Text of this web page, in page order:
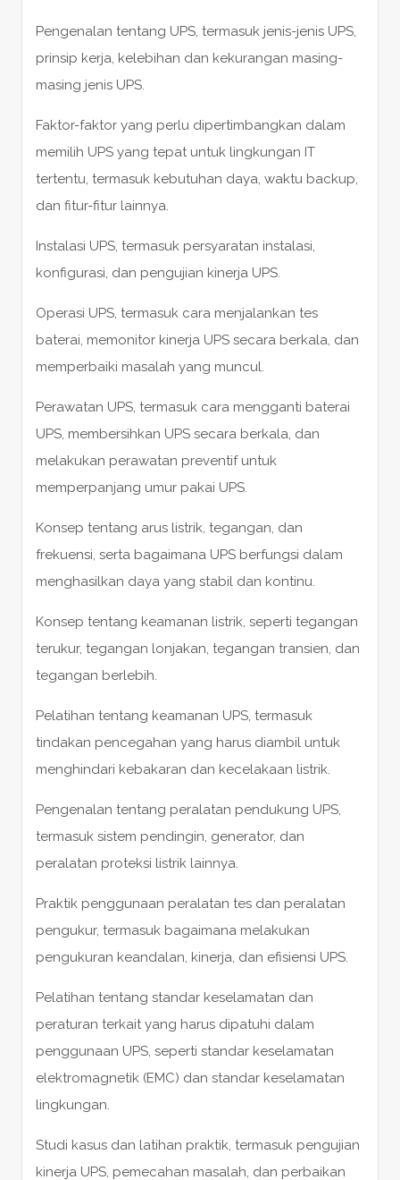
Pengenalan tentang UPS, termasuk jenis-jenis UPS,
prinsip kerja, kelebihan dan kekurangan masing-
masing jenis UPS.
Faktor-faktor yang perlu dipertimbangkan dalam
memilih UPS yang tepat untuk lingkungan IT
tertentu, termasuk kebutuhan daya, waktu backup,
dan fitur-fitur lainnya.
Instalasi UPS, termasuk persyaratan instalasi,
konfigurasi, dan pengujian kinerja UPS.
Operasi UPS, termasuk cara menjalankan tes
baterai, memonitor kinerja UPS secara berkala, dan
memperbaiki masalah yang muncul.
Perawatan UPS, termasuk cara mengganti baterai
UPS, membersihkan UPS secara berkala, dan
melakukan perawatan preventif untuk
memperpanjang umur pakai UPS.
Konsep tentang arus listrik, tegangan, dan
frekuensi, serta bagaimana UPS berfungsi dalam
menghasilkan daya yang stabil dan kontinu.
Konsep tentang keamanan listrik, seperti tegangan
terukur, tegangan lonjakan, tegangan transien, dan
tegangan berlebih.
Pelatihan tentang keamanan UPS, termasuk
tindakan pencegahan yang harus diambil untuk
menghindari kebakaran dan kecelakaan listrik.
Pengenalan tentang peralatan pendukung UPS,
termasuk sistem pendingin, generator, dan
peralatan proteksi listrik lainnya.
Praktik penggunaan peralatan tes dan peralatan
pengukur, termasuk bagaimana melakukan
pengukuran keandalan, kinerja, dan efisiensi UPS.
Pelatihan tentang standar keselamatan dan
peraturan terkait yang harus dipatuhi dalam
penggunaan UPS, seperti standar keselamatan
elektromagnetik (EMC) dan standar keselamatan
lingkungan.
Studi kasus dan latihan praktik, termasuk pengujian
kinerja UPS, pemecahan masalah, dan perbaikan